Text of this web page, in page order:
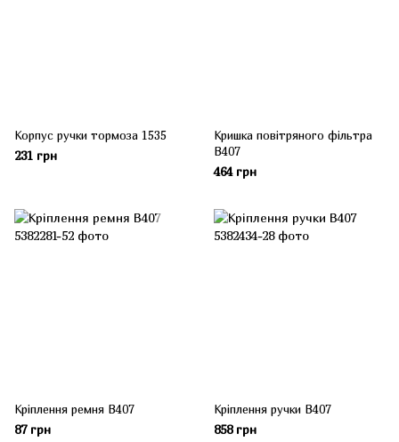
Корпус ручки тормоза 1535
231 грн
Кришка повітряного фільтра
В407
464 грн
Кріплення ремня В407
87 грн
Кріплення ручки B407
858 грн